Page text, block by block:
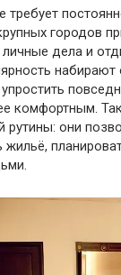
требует
городов
дела и
набирают
комфортным.
рутины: они
жильё,